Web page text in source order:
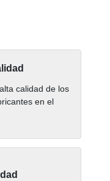
calidad de los
en el